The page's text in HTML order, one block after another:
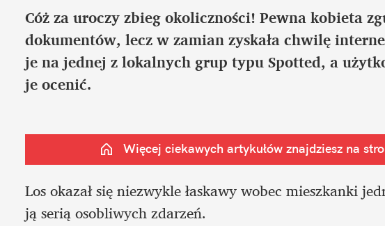
Cóż za uroczy zbieg okoliczności! Pewna kobieta
dokumentów, lecz w zamian zyskała chwilę
je na jednej z lokalnych grup typu Spotted, a
je ocenić.
Więcej ciekawych artykułów znajdziesz na
Los okazał się niezwykle łaskawy wobec mieszkanki
ją serią osobliwych zdarzeń.